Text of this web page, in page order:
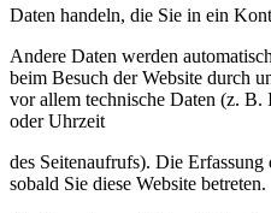
Daten handeln, die Sie in ein
Andere Daten werden
beim Besuch der Website durch
vor allem technische Daten (z. B.
oder Uhrzeit
des Seitenaufrufs). Die
sobald Sie diese Website betreten.